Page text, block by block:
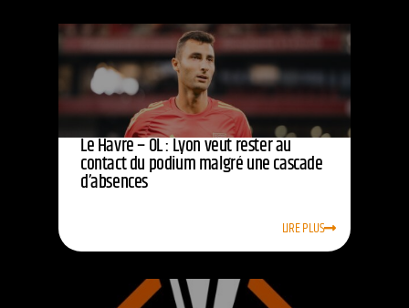
Le Havre – OL : Lyon veut rester au
contact du podium malgré une cascade
d’absences
LIRE PLUS